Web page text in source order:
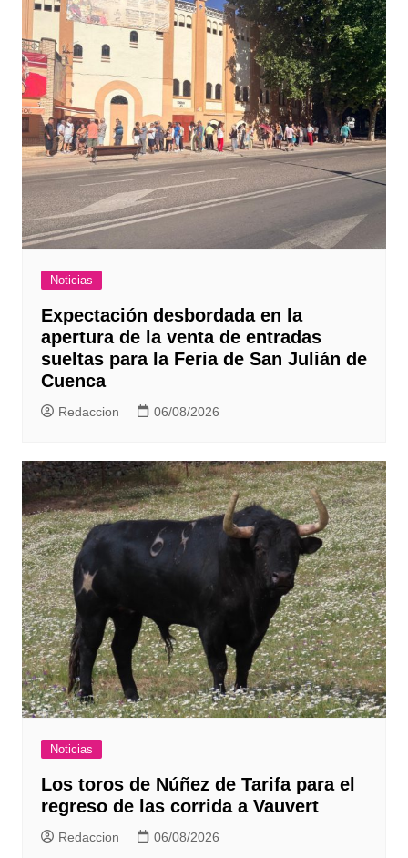
Noticias
Expectación desbordada en la
apertura de la venta de entradas
sueltas para la Feria de San Julián de
Cuenca
Redaccion 06/08/2026
Noticias
Los toros de Núñez de Tarifa para el
regreso de las corrida a Vauvert
Redaccion 06/08/2026